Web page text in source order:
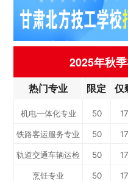
2025年秋
热门专业 限定 仅
铁路客运服务专业 50 17
轨道交通车辆运检 50 17
烹饪专业 50 17
计算机应用与维
修...
50 17
新能源汽车技术
专...
50 17
机电一体化专业 50 17
铁路客运服务专业 50 17
轨道交通车辆运检 50 17
烹饪专业 50 17